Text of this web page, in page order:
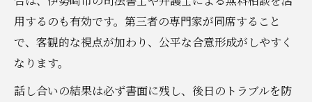
用するのも有効です。第三者の専門家が同席すること
で、客観的な視点が加わり、公平な合意形成がしやすく
なります。
話し合いの結果は必ず書面に残し、後日のトラブルを防